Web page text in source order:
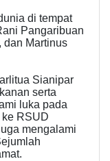
di tempat
Pangaribuan
dan Martinus
Sianipar
serta
luka pada
RSUD
mengalami